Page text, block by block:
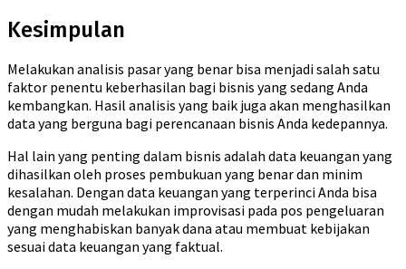
Kesimpulan
Melakukan analisis pasar yang benar bisa menjadi salah satu
faktor penentu keberhasilan bagi bisnis yang sedang Anda
kembangkan. Hasil analisis yang baik juga akan menghasilkan
data yang berguna bagi perencanaan bisnis Anda kedepannya.
Hal lain yang penting dalam bisnis adalah data keuangan yang
dihasilkan oleh proses pembukuan yang benar dan minim
kesalahan. Dengan data keuangan yang terperinci Anda bisa
dengan mudah melakukan improvisasi pada pos pengeluaran
yang menghabiskan banyak dana atau membuat kebijakan
sesuai data keuangan yang faktual.